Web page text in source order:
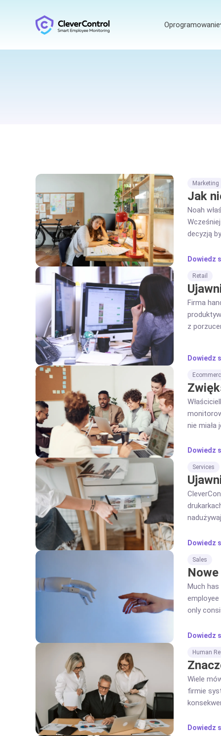
Oprogramowanie
Marketing
Jak
Noah
decyzją
Dowiedz
Retail
Firma
z
Dowiedz
nie miała
wszystkie
Dowiedz
Services
Dowiedz
Sales
Much
only
Dowiedz
Human
Wiele
firmie
Dowiedz